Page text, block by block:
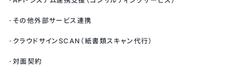
その他外部サービス連携
クラウドサインSCAN（紙書類スキャン代行）
対面契約